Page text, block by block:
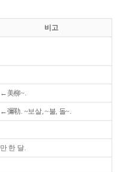
비고
←美柳~.
←彌勒. ~보살, ~불, 돌~.
만 한 달.